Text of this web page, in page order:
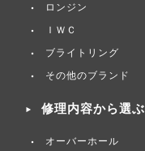
ロンジン
ＩＷＣ
ブライトリング
その他のブランド
修理内容から選ぶ
オーバーホール